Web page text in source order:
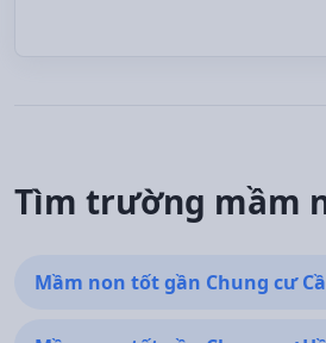
Tìm trường mầm
Mầm non tốt gần Chung cư